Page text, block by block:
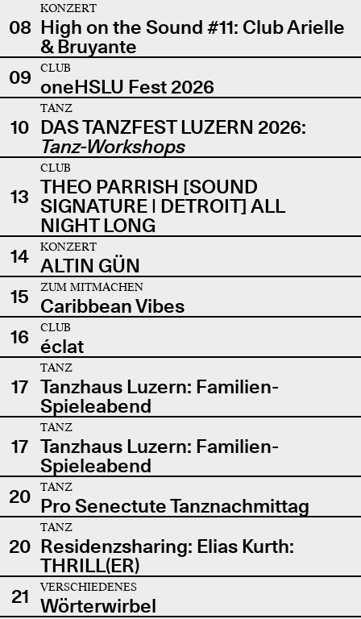
08
KONZERT
High on the Sound #11: Club Arielle
& Bruyante
09
CLUB
oneHSLU Fest 2026
10
TANZ
DAS TANZFEST LUZERN 2026:
Tanz-Workshops
13
CLUB
THEO PARRISH [SOUND
SIGNATURE | DETROIT] ALL
NIGHT LONG
14
KONZERT
ALTIN GÜN
15
ZUM MITMACHEN
Caribbean Vibes
16
CLUB
éclat
17
TANZ
Tanzhaus Luzern: Familien-
Spieleabend
17
TANZ
Tanzhaus Luzern: Familien-
Spieleabend
20
TANZ
Pro Senectute Tanznachmittag
20
TANZ
Residenzsharing: Elias Kurth:
THRILL(ER)
21
VERSCHIEDENES
Wörterwirbel